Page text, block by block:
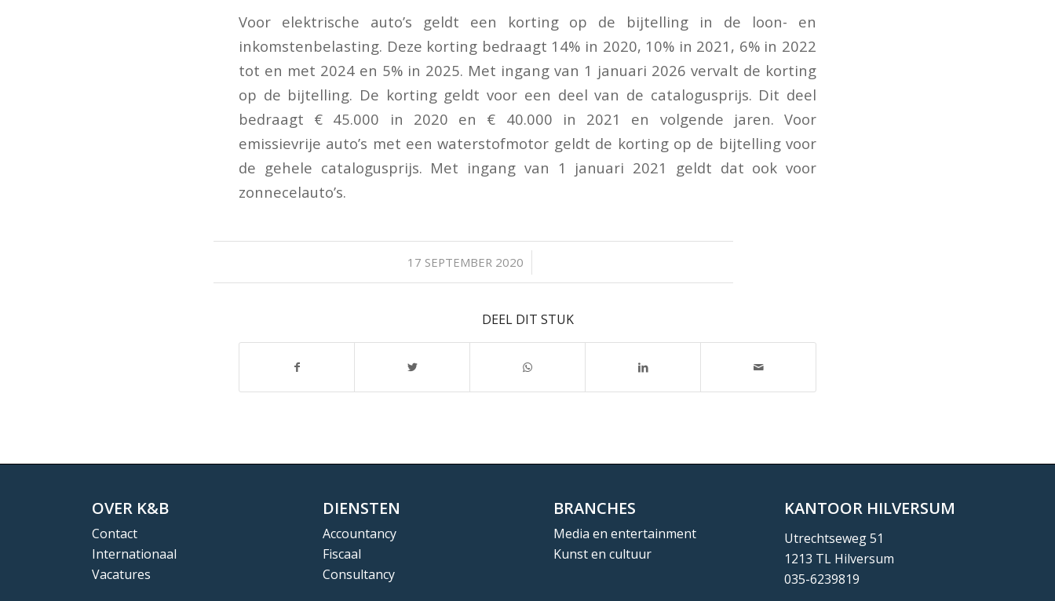
Voor elektrische auto’s geldt een korting op de bijtelling in de loon- en
inkomstenbelasting. Deze korting bedraagt 14% in 2020, 10% in 2021, 6% in 2022
tot en met 2024 en 5% in 2025. Met ingang van 1 januari 2026 vervalt de korting
op de bijtelling. De korting geldt voor een deel van de catalogusprijs. Dit deel
bedraagt € 45.000 in 2020 en € 40.000 in 2021 en volgende jaren. Voor
emissievrije auto’s met een waterstofmotor geldt de korting op de bijtelling voor
de gehele catalogusprijs. Met ingang van 1 januari 2021 geldt dat ook voor
zonnecelauto’s.
17 SEPTEMBER 2020
/
DEEL DIT STUK
OVER K&B
Contact
Internationaal
Vacatures
DIENSTEN
Accountancy
Fiscaal
Consultancy
BRANCHES
Media en entertainment
Kunst en cultuur
KANTOOR HILVERSUM
Utrechtseweg 51
1213 TL Hilversum
035-6239819